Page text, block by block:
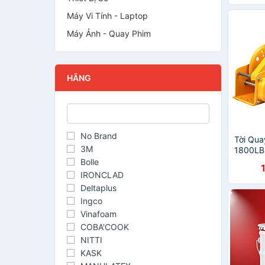
Máy Vi Tính - Laptop
Máy Ảnh - Quay Phim
HÃNG
No Brand
3M
Bolle
IRONCLAD
Deltaplus
Ingco
Vinafoam
COBA'COOK
NITTI
KASK
Trong
Gỗ,
Tời
Dùng
Hóa ,
Chính